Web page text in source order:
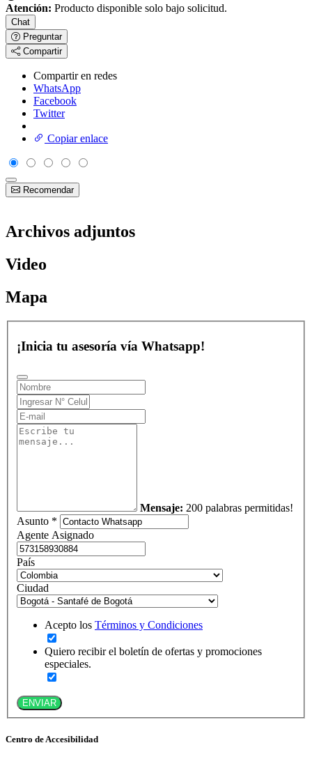
Atención: Producto disponible solo bajo solicitud.
Chat
Preguntar
Compartir
Compartir en redes
WhatsApp
Facebook
Twitter
Copiar enlace
Recomendar
Archivos adjuntos
Video
Mapa
¡Inicia tu asesoría vía Whatsapp!
Mensaje: 200 palabras permitidas!
Asunto *
Agente Asignado
País
Ciudad
Acepto los Términos y Condiciones
Quiero recibir el boletín de ofertas y promociones
especiales.
ENVIAR
Centro de Accesibilidad